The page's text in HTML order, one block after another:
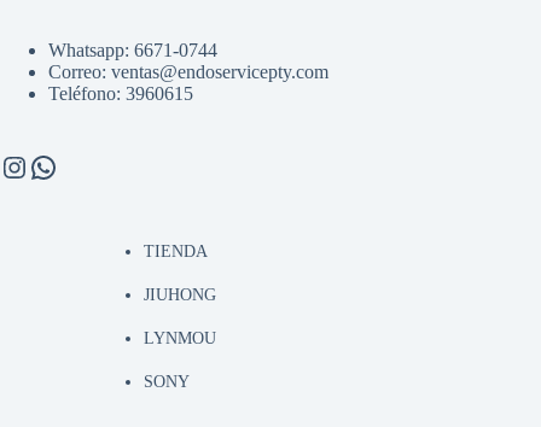
Whatsapp: 6671-0744
Correo: ventas@endoservicepty.com
Teléfono: 3960615
Instagram
WhatsApp
TIENDA
JIUHONG
LYNMOU
SONY